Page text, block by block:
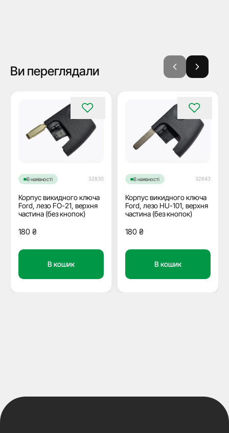
Ви переглядали
В наявності 32830
Корпус викидного ключа
Ford, лезо FO-21, верхня
частина (без кнопок)
180 ₴
В кошик
В наявності 32843
Корпус викидного ключа
Ford, лезо HU-101, верхня
частина (без кнопок)
180 ₴
В кошик